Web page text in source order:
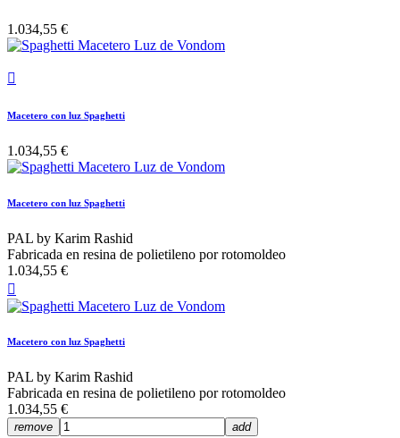
1.034,55 €

Macetero con luz Spaghetti
1.034,55 €
Macetero con luz Spaghetti
PAL by Karim Rashid
Fabricada en resina de polietileno por rotomoldeo
1.034,55 €

Macetero con luz Spaghetti
PAL by Karim Rashid
Fabricada en resina de polietileno por rotomoldeo
1.034,55 €
remove add